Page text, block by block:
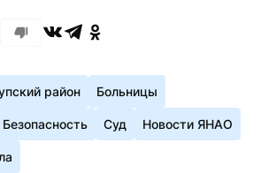
район Больницы
Безопасность Суд Новости ЯНАО